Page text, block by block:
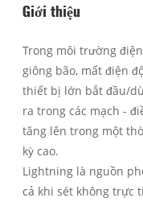
Giới thiệu
Trong môi trường
giông bão, mất điện
thiết bị lớn bắt đầu/
ra trong các mạch -
tăng lên trong một
kỳ cao.
Lightning là nguồn
cả khi sét không trực